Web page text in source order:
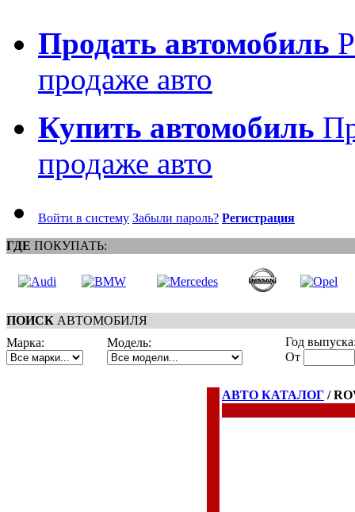
Продать автомобиль
продаже авто
Купить автомобиль
продаже авто
Войти в систему Забыли пароль? Регистрация
ГДЕ ПОКУПАТЬ:
ПОИСК АВТОМОБИЛЯ
Марка:
Модель:
Год
От
АВТО КАТАЛОГ /